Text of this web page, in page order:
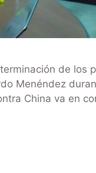
de los
Menéndez
China va en